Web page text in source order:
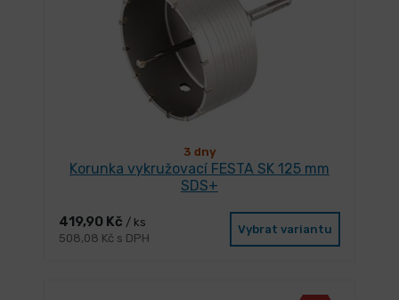
3 dny
Korunka vykružovací FESTA SK 125 mm
SDS+
419,90 Kč / ks
508,08 Kč s DPH
Vybrat variantu